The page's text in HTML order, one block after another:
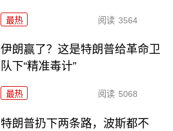
最热 阅读 3564
伊朗赢了？这是特朗普给革命卫
队下“精准毒计”
最热 阅读 5068
特朗普扔下两条路，波斯都不